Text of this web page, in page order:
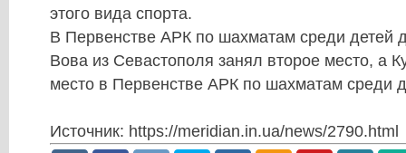
этого вида спорта.
В Первенстве АРК по шахматам среди детей
Вова из Севастополя занял второе место, а
место в Первенстве АРК по шахматам среди
Источник: https://meridian.in.ua/news/2790.html